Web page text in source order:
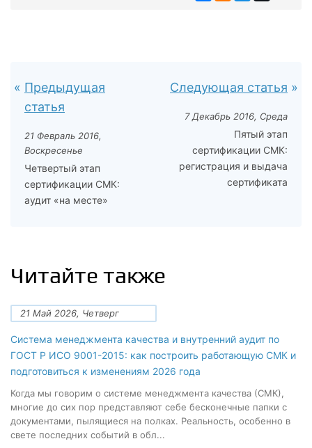
Предыдущая
статья
21 Февраль 2016,
Воскресенье
Четвертый этап
сертификации СМК:
аудит «на месте»
Следующая статья
7 Декабрь 2016, Среда
Пятый этап
сертификации СМК:
регистрация и выдача
сертификата
Читайте также
21 Май 2026, Четверг
Система менеджмента качества и внутренний аудит по
ГОСТ Р ИСО 9001-2015: как построить работающую СМК и
подготовиться к изменениям 2026 года
Когда мы говорим о системе менеджмента качества (СМК),
многие до сих пор представляют себе бесконечные папки с
документами, пылящиеся на полках. Реальность, особенно в
свете последних событий в обл...